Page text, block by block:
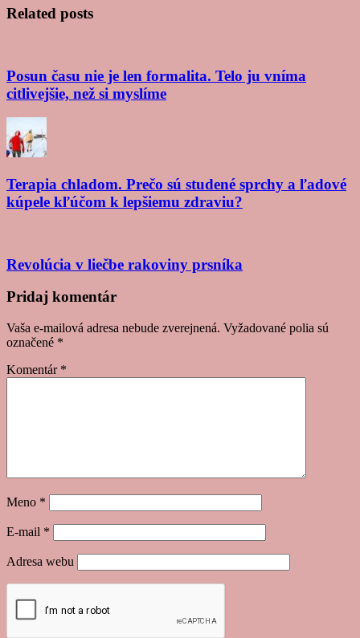
Related posts
Posun času nie je len formalita. Telo ju vníma
citlivejšie, než si myslíme
Terapia chladom. Prečo sú studené sprchy a ľadové
kúpele kľúčom k lepšiemu zdraviu?
Revolúcia v liečbe rakoviny prsníka
Post
navigation
Pridaj komentár
Vaša e-mailová adresa nebude zverejnená. Vyžadované polia sú
označené *
Komentár *
Meno *
E-mail *
Adresa webu